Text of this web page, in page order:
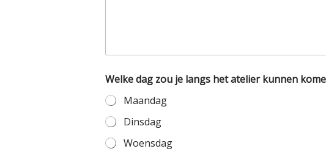
Welke dag zou je langs het atelier kunnen
Maandag
Dinsdag
Woensdag